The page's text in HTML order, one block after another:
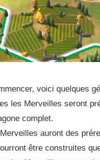
voici quelques
les Merveilles seront
complet.
auront des
être construites